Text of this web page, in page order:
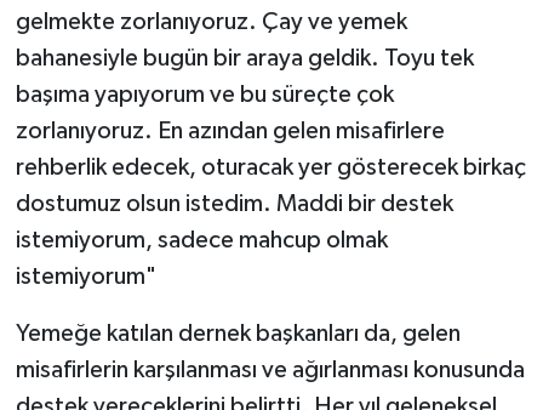
gelmekte zorlanıyoruz. Çay ve yemek
bahanesiyle bugün bir araya geldik. Toyu tek
başıma yapıyorum ve bu süreçte çok
zorlanıyoruz. En azından gelen misafirlere
rehberlik edecek, oturacak yer gösterecek birkaç
dostumuz olsun istedim. Maddi bir destek
istemiyorum, sadece mahcup olmak
istemiyorum"
Yemeğe katılan dernek başkanları da, gelen
misafirlerin karşılanması ve ağırlanması konusunda